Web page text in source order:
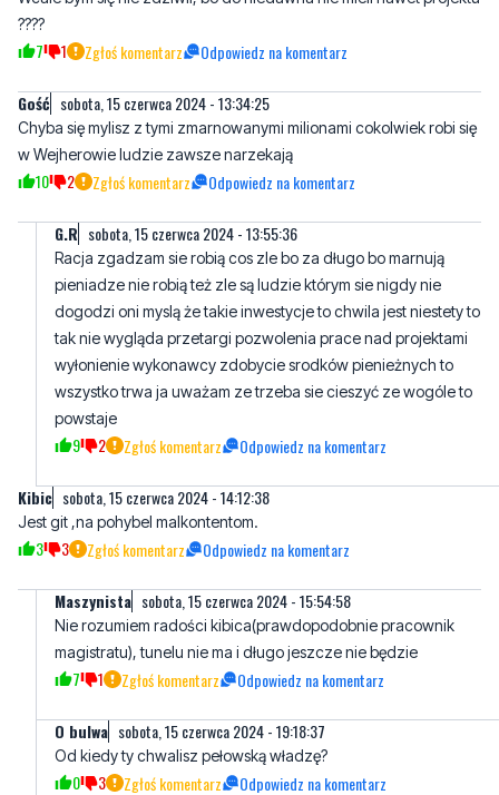
Gość
Chyba się mylisz z tymi zmarnowanymi milionami cokolwiek robi się
10 2 Zgłoś komentarz Odpowiedz na komentarz
G.R sobota, 15 czerwca 2024 - 13:55:36
Racja zgadzam sie robią cos zle bo za długo bo marnują
dogodzi oni myslą że takie inwestycje to chwila jest niestety to
tak nie wygląda przetargi pozwolenia prace nad projektami
wyłonienie wykonawcy zdobycie srodków pienieżnych to
wszystko trwa ja uważam ze trzeba sie cieszyć ze wogóle to
powstaje
9 2 Zgłoś komentarz Odpowiedz na komentarz
sobota, 15 czerwca 2024 - 14:12:38
Jest git ,na pohybel malkontentom.
Maszynista sobota, 15 czerwca 2024 - 15:54:58
Nie rozumiem radości kibica(prawdopodobnie pracownik
7 1 Zgłoś komentarz Odpowiedz na komentarz
O bulwa sobota, 15 czerwca 2024 - 19:18:37
Od kiedy ty chwalisz pełowską władzę?
Śmiechowiak sobota, 15 czerwca 2024 - 16:36:02
Ten etap inwestycji nie odciąży przejazdu na 12 marca ale za to